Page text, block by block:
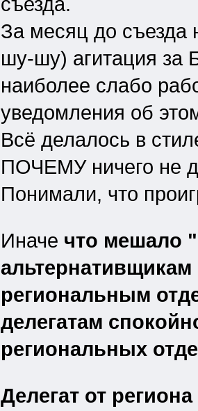
с Москалёва и КО
в списки.
За месяц до съезда
шу-шу) агитация за
наиболее слабо
уведомления об
Всё делалось в
ПОЧЕМУ ничего не
Понимали, что
Иначе что мешало
региональным
делегатам
региональных
Делегат от